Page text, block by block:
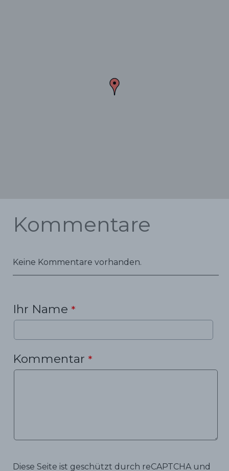
Kommentare
Keine Kommentare vorhanden.
Ihr Name *
Kommentar *
Diese Seite ist geschützt durch reCAPTCHA und